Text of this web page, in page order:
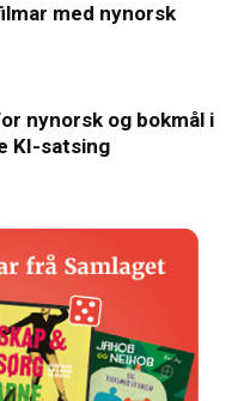
med nynorsk
nynorsk og bokmål i
KI-satsing